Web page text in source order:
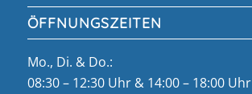
ÖFFNUNGSZEITEN
Mo., Di. & Do.:
08:30 – 12:30 Uhr & 14:00 – 18:00 Uhr